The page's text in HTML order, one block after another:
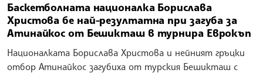
Баскетболната националка Борислава
Христова бе най-резултатна при загуба за
Атинайкос от Бешикташ в турнира Еврокъп
Националката Борислава Христова и нейният гръцки
отбор Атинайкос загубиха от турския Бешикташ с